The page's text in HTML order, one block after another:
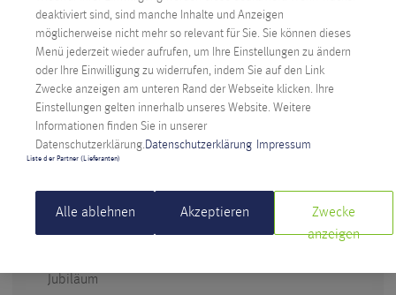
NEUESTE BEITRÄGE
Digitale Souveränität: Österreich ergreift die
Technicus Award: Open Mind – wenn junge Talente
Jubiläum
deaktiviert sind, sind manche Inhalte und Anzeigen
möglicherweise nicht mehr so relevant für Sie. Sie können dieses
Menü jederzeit wieder aufrufen, um Ihre Einstellungen zu ändern
oder Ihre Einwilligung zu widerrufen, indem Sie auf den Link
Zwecke anzeigen am unteren Rand der Webseite klicken. Ihre
Einstellungen gelten innerhalb unseres Website. Weitere
Informationen finden Sie in unserer
Datenschutzerklärung. Datenschutzerklärung Impressum
Liste der Partner (Lieferanten)
Alle ablehnen Akzeptieren
Zwecke
anzeigen